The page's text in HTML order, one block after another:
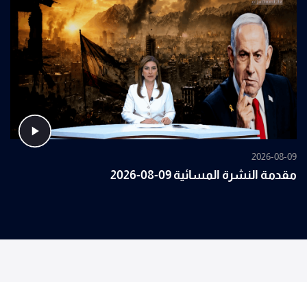
2026-08-09
مقدمة النشرة المسائية 09-08-2026